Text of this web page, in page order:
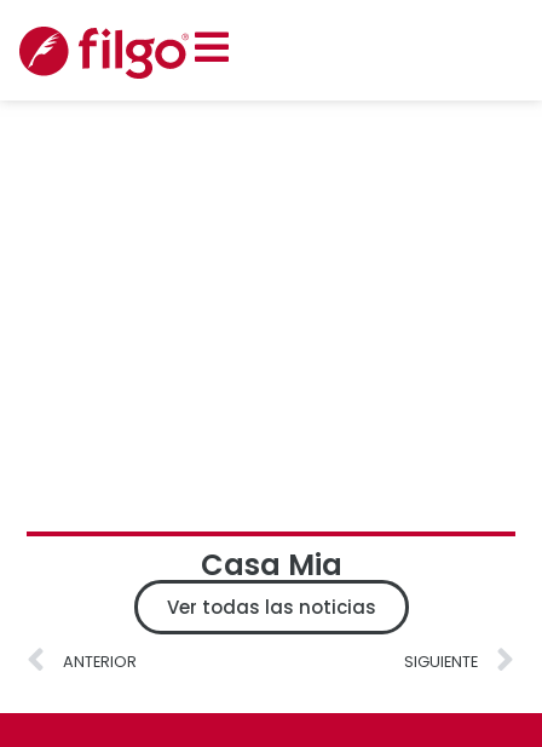
Casa Mia
Ver todas las noticias
ANTERIOR SIGUIENTE